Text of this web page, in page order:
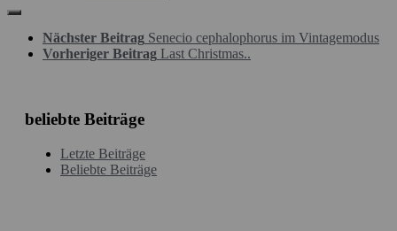
Nächster Beitrag Senecio cephalophorus im Vintagemodus
Vorheriger Beitrag Last Christmas..
beliebte Beiträge
Letzte Beiträge
Beliebte Beiträge